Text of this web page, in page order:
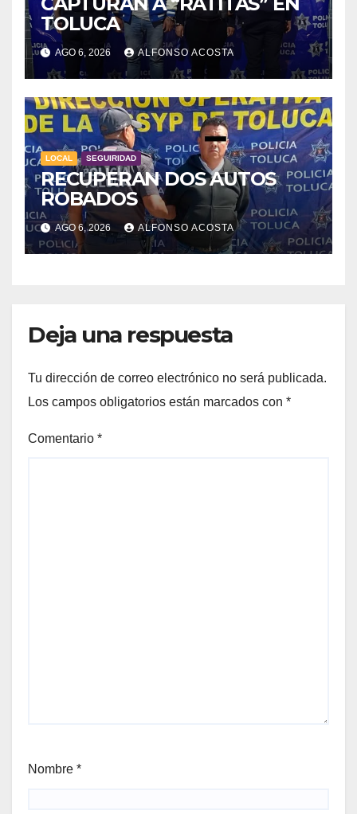
TOLUCA
AGO 6, 2026 ALFONSO ACOSTA
LOCAL SEGUIRIDAD
RECUPERAN DOS AUTOS
ROBADOS
AGO 6, 2026 ALFONSO ACOSTA
Deja una respuesta
Tu dirección de correo electrónico no será publicada.
Los campos obligatorios están marcados con *
Comentario *
Nombre *